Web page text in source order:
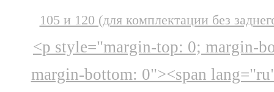
105 и 120 (для комплектации без
<p style="margin-top: 0; margin-
margin-bottom: 0"><span